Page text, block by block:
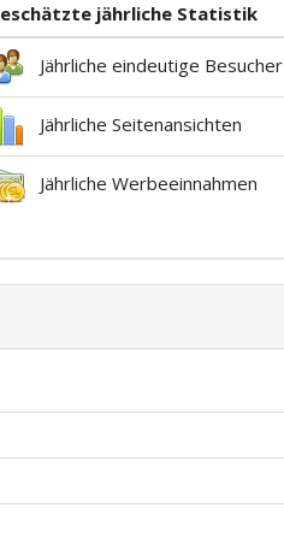
jährliche Statistik
Jährliche eindeutige Besucher
Jährliche Seitenansichten
Jährliche Werbeeinnahmen